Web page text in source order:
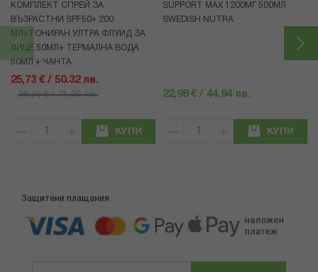
КОМПЛЕКТ СПРЕЙ ЗА
ВЪЗРАСТНИ SPF50+ 200
МЛ+ТОНИРАН УЛТРА ФЛУИД ЗА
ЛИЦЕ 50МЛ+ ТЕРМАЛНА ВОДА
50МЛ + ЧАНТА
25,73 € / 50.32 лв.
36,76 € / 71.90 лв.
КУПИ
SUPPORT MAX 1200МГ 500МЛ
SWEDISH NUTRA
22,98 € / 44.94 лв.
КУПИ
Защитени плащания